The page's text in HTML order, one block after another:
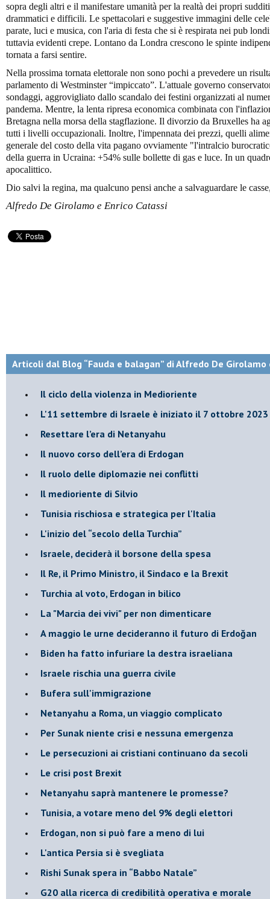
sopra degli altri e il manifestare umanità per la realtà dei propri
drammatici e difficili. Le spettacolari e suggestive immagini delle
parate, luci e musica, con l'aria di festa che si è respirata nei pub
tuttavia evidenti crepe. Lontano da Londra crescono le spinte
tornata a farsi sentire.
Nella prossima tornata elettorale non sono pochi a prevedere un
parlamento di Westminster “impiccato”. L'attuale governo
sondaggi, aggrovigliato dallo scandalo dei festini organizzati al
pandema. Mentre, la lenta ripresa economica combinata con
Bretagna nella morsa della stagflazione. Il divorzio da Bruxelles ha
tutti i livelli occupazionali. Inoltre, l'impennata dei prezzi, quelli
generale del costo della vita pagano ovviamente "l'intralcio
della guerra in Ucraina: +54% sulle bollette di gas e luce. In un
apocalittico.
Dio salvi la regina, ma qualcuno pensi anche a salvaguardare le
Alfredo De Girolamo e Enrico Catassi
Articoli dal Blog “Fauda e balagan” di Alfredo De Girolamo
Il ciclo della violenza in Medioriente
L'11 settembre di Israele è iniziato il 7 ottobre 2023
Resettare l’era di Netanyahu
​Il nuovo corso dell’era di Erdogan
Il ruolo delle diplomazie nei conflitti
Il medioriente di Silvio
Tunisia rischiosa e strategica per l'Italia
L'inizio del “secolo della Turchia”
Israele, deciderà il borsone della spesa
Il Re, il Primo Ministro, il Sindaco e la Brexit
Turchia al voto, Erdogan in bilico
La "Marcia dei vivi" per non dimenticare
A maggio le urne decideranno il futuro di Erdoğan
Biden ha fatto infuriare la destra israeliana
Israele rischia una guerra civile
Bufera sull'immigrazione
Netanyahu a Roma, un viaggio complicato
Per Sunak niente crisi e nessuna emergenza
Le persecuzioni ai cristiani continuano da secoli
Le crisi post Brexit
Netanyahu saprà mantenere le promesse?
Tunisia, a votare meno del 9% degli elettori
Erdogan, non si può fare a meno di lui
L'antica Persia si è svegliata
Rishi Sunak spera in “Babbo Natale”
G20 alla ricerca di credibilità operativa e morale